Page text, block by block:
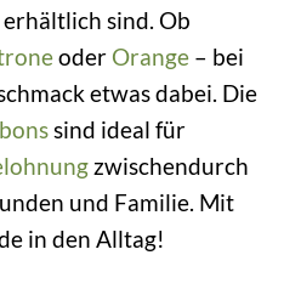
sind. Ob
oder Orange – bei
etwas dabei. Die
sind ideal für
zwischendurch
und Familie. Mit
in den Alltag!